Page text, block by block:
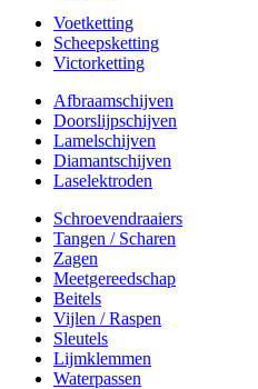
Voetketting
Scheepsketting
Victorketting
Afbraamschijven
Doorslijpschijven
Lamelschijven
Diamantschijven
Laselektroden
Schroevendraaiers
Tangen / Scharen
Zagen
Meetgereedschap
Beitels
Vijlen / Raspen
Sleutels
Lijmklemmen
Waterpassen